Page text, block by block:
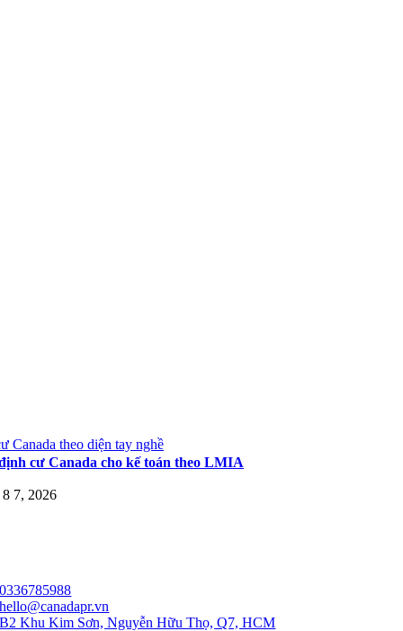
Canada theo diện tay nghề
cư Canada cho kế toán theo LMIA
7, 2026
0336785988
hello@canadapr.vn
B2 Khu Kim Sơn, Nguyễn Hữu Thọ, Q7, HCM